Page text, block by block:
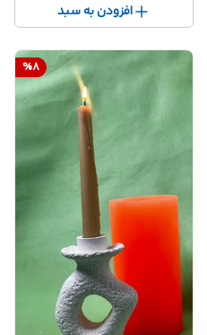
افزودن به سبد
%8